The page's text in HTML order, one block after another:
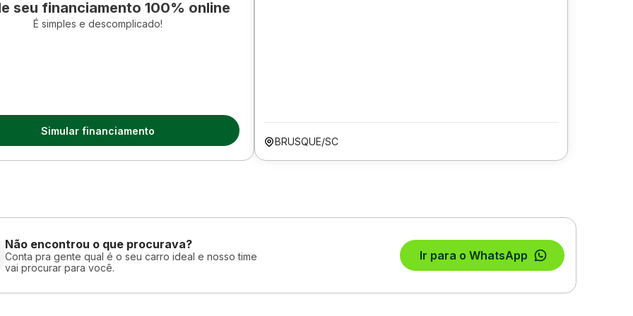
seu financiamento 100% online
É simples e descomplicado!
Simular financiamento
BRUSQUE/SC
Não encontrou o que procurava?
Conta pra gente qual é o seu carro ideal e nosso time
vai procurar para você.
Ir para o WhatsApp